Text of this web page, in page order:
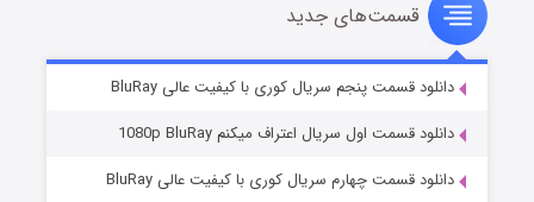
سریال زشت
قسمت۵ (زیرنویس) منتشر شد
قسمت‌های جدید
دانلود قسمت پنجم سریال کوری با کیفیت عالی BluRay
دانلود قسمت اول سریال اعتراف میکنم 1080p BluRay
دانلود قسمت چهارم سریال کوری با کیفیت عالی BluRay